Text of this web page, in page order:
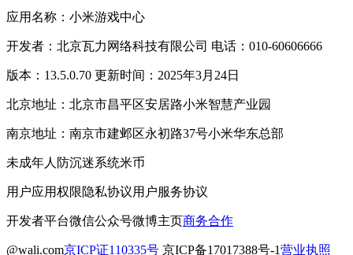
应用名称：小米游戏中心
开发者：北京瓦力网络科技有限公司 电话：010-60606666
版本：13.5.0.70 更新时间：2025年3月24日
北京地址：北京市昌平区安居路小米智慧产业园
南京地址：南京市建邺区永初路37号小米华东总部
未成年人防沉迷系统米币
用户应用权限隐私协议用户服务协议
开发者平台微信公众号微博主页商务合作
@wali.com京ICP证110335号 京ICP备17017388号-1营业执照